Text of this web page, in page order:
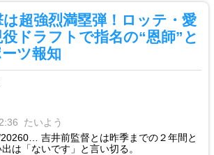
超強烈満塁弾！ロッテ・愛
ドラフトで指名の“恩師”と
ツ報知
たいよう
吉井前監督とは昨季までの２年間と
は「ないです」と言い切る。